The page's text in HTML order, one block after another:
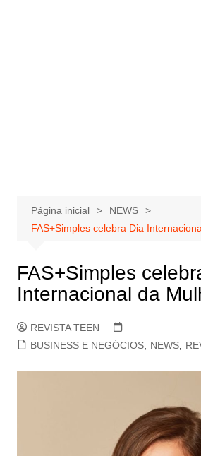
Página inicial
NEWS
FAS+Simples celebra Dia
FAS+Simples
Internacional da
REVISTA TEEN
BUSINESS E NEGÓCIOS, NEWS,